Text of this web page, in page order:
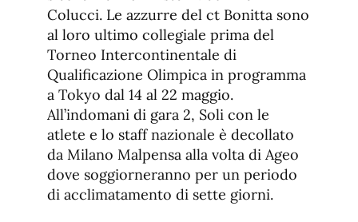
Colucci. Le azzurre del ct Bonitta sono
al loro ultimo collegiale prima del
Torneo Intercontinentale di
Qualificazione Olimpica in programma
a Tokyo dal 14 al 22 maggio.
All’indomani di gara 2, Soli con le
atlete e lo staff nazionale è decollato
da Milano Malpensa alla volta di Ageo
dove soggiorneranno per un periodo
di acclimatamento di sette giorni.